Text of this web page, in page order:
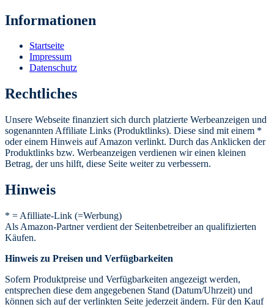
Informationen
Startseite
Impressum
Datenschutz
Rechtliches
Unsere Webseite finanziert sich durch platzierte Werbeanzeigen und
sogenannten Affiliate Links (Produktlinks). Diese sind mit einem *
oder einem Hinweis auf Amazon verlinkt. Durch das Anklicken der
Produktlinks bzw. Werbeanzeigen verdienen wir einen kleinen
Betrag, der uns hilft, diese Seite weiter zu verbessern.
Hinweis
* = Afilliate-Link (=Werbung)
Als Amazon-Partner verdient der Seitenbetreiber an qualifizierten
Käufen.
Hinweis zu Preisen und Verfügbarkeiten
Sofern Produktpreise und Verfügbarkeiten angezeigt werden,
entsprechen diese dem angegebenen Stand (Datum/Uhrzeit) und
können sich auf der verlinkten Seite jederzeit ändern. Für den Kauf